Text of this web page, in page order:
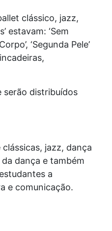
clássico, jazz,
estavam: ‘Sem
‘Segunda Pele’
serão distribuídos
jazz, dança
dança e também
a
e comunicação.